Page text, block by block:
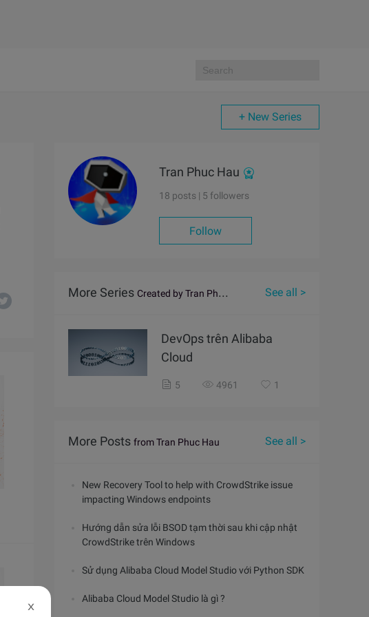
+ New Series
Tran Phuc Hau
18 posts | 5 followers
Follow
More Series Created by Tran Phuc Hau See all >
DevOps trên Alibaba
Cloud
5 4961 1
More Posts from Tran Phuc Hau See all >
New Recovery Tool to help with CrowdStrike issue
impacting Windows endpoints
Hướng dẫn sửa lỗi BSOD tạm thời sau khi cập nhật
CrowdStrike trên Windows
Sử dụng Alibaba Cloud Model Studio với Python SDK
Alibaba Cloud Model Studio là gì ?
X